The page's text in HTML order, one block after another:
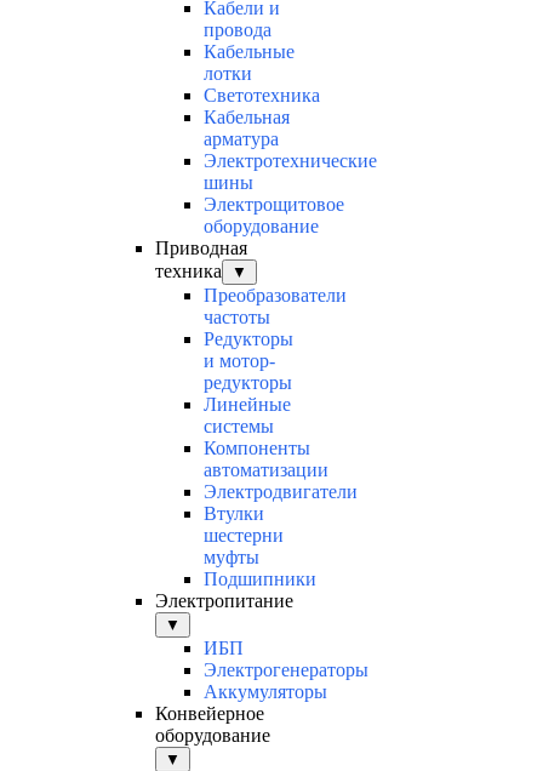
Кабели и
провода
Кабельные
лотки
Светотехника
Кабельная
арматура
Электротехнические
шины
Электрощитовое
оборудование
Приводная
техника
▼
Преобразователи
частоты
Редукторы
и мотор-
редукторы
Линейные
системы
Компоненты
автоматизации
Электродвигатели
Втулки
шестерни
муфты
Подшипники
Электропитание
▼
ИБП
Электрогенераторы
Аккумуляторы
Конвейерное
оборудование
▼